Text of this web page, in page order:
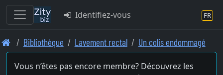
Skip
to
main
Identifiez-vous FR
Bibliothèque Lavement rectal Un colis endommagé
Vous n’êtes pas encore membre? Découvrez les